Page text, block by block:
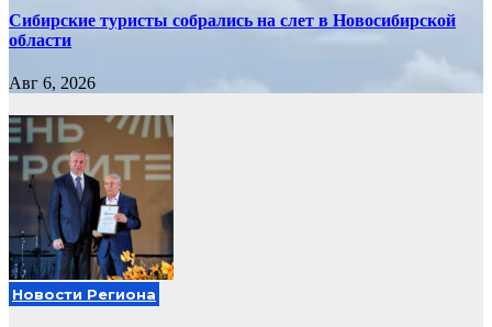
Сибирские туристы собрались на слет в Новосибирской
области
Авг 6, 2026
Новости Региона